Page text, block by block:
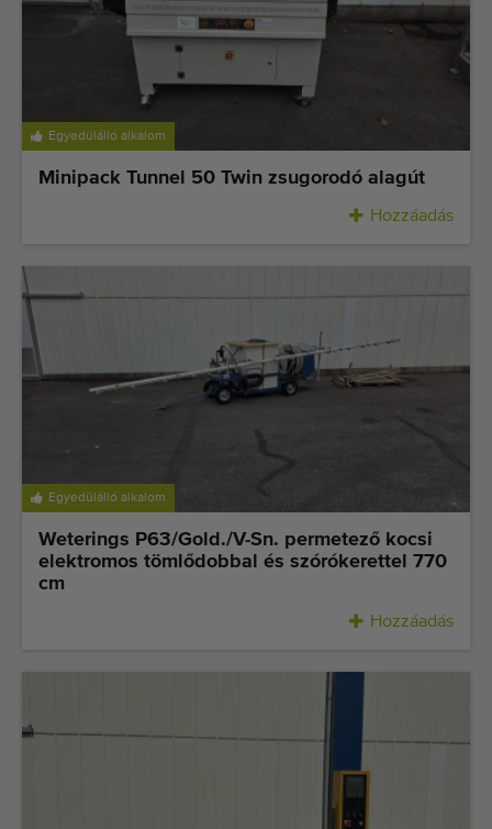
Egyedülálló alkalom
Minipack Tunnel 50 Twin zsugorodó alagút
Hozzáadás
Egyedülálló alkalom
Weterings P63/Gold./V-Sn. permetező kocsi
elektromos tömlődobbal és szórókerettel 770
cm
Hozzáadás